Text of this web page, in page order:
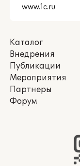
Каталог
Внедрения
Публикации
Мероприятия
Партнеры
Форум